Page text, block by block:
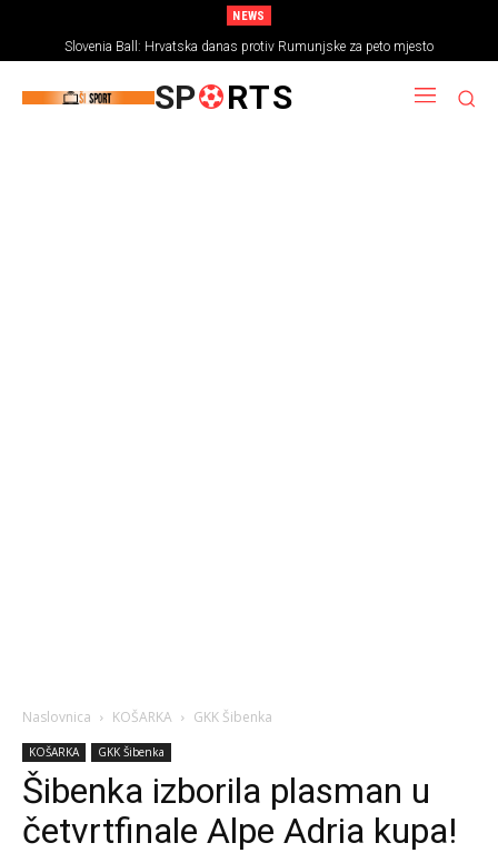
NEWS
Slovenia Ball: Hrvatska danas protiv Rumunjske za peto mjesto
SP RTS
Naslovnica KOŠARKA GKK Šibenka
KOŠARKA GKK Šibenka
Šibenka izborila plasman u
četvrtfinale Alpe Adria kupa!